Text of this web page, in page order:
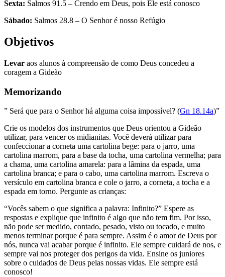
Sexta: Salmos 91.5 – Crendo em Deus, pois Ele está conosco
Sábado: Salmos 28.8 – O Senhor é nosso Refúgio
Objetivos
Levar aos alunos à compreensão de como Deus concedeu a
coragem a Gideão
Memorizando
” Será que para o Senhor há alguma coisa impossível? (Gn 18.14a)”
Crie os modelos dos instrumentos que Deus orientou a Gideão
utilizar, para vencer os midianitas. Você deverá utilizar para
confeccionar a corneta uma cartolina bege: para o jarro, uma
cartolina marrom, para a base da tocha, uma cartolina vermelha; para
a chama, uma cartolina amarela: para a lâmina da espada, uma
cartolina branca; e para o cabo, uma cartolina marrom. Escreva o
versículo em cartolina branca e cole o jarro, a corneta, a tocha e a
espada em torno. Pergunte as crianças:
“Vocês sabem o que significa a palavra: Infinito?” Espere as
respostas e explique que infinito é algo que não tem fim. Por isso,
não pode ser medido, contado, pesado, visto ou tocado, e muito
menos terminar porque é para sempre. Assim é o amor de Deus por
nós, nunca vai acabar porque é infinito. Ele sempre cuidará de nos, e
sempre vai nos proteger dos perigos da vida. Ensine os juniores
sobre o cuidados de Deus pelas nossas vidas. Ele sempre está
conosco!